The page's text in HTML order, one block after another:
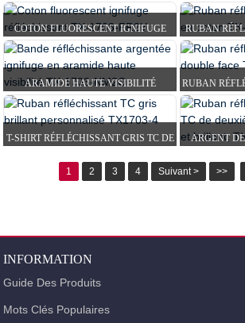
ÉCONOMIQUE AVEC SUPPORT EN
POLYESTER GRIS...
COTON FLUORESCENT IGNIFUGE
RÉFLÉCHISSANT T...
RUBAN
EN
ARAMIDE HAUTE VISIBILITÉ
IGNIFUGE ARGENT R...
RUBAN
DOUBLE
T-SHIRT RÉFLÉCHISSANT GRIS TC DE
CUSTOM HIGH LUSTER...
ARGENT
HIGH
1
2 3 4 Suivant > >>
INFORMATION
Guide Des Produits
Mots Clés Populaires